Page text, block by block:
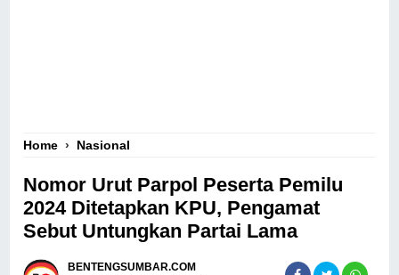
Home › Nasional
Nomor Urut Parpol Peserta Pemilu
2024 Ditetapkan KPU, Pengamat
Sebut Untungkan Partai Lama
BENTENGSUMBAR.COM